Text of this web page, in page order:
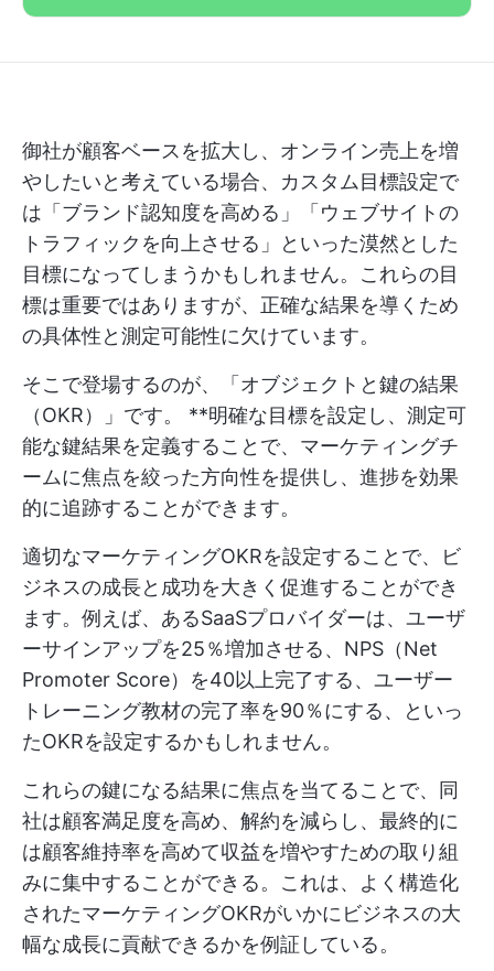
御社が顧客ベースを拡大し、オンライン売上を増
やしたいと考えている場合、カスタム目標設定で
は「ブランド認知度を高める」「ウェブサイトの
トラフィックを向上させる」といった漠然とした
目標になってしまうかもしれません。これらの目
標は重要ではありますが、正確な結果を導くため
の具体性と測定可能性に欠けています。
そこで登場するのが、「オブジェクトと鍵の結果
（OKR）」です。 **明確な目標を設定し、測定可
能な鍵結果を定義することで、マーケティングチ
ームに焦点を絞った方向性を提供し、進捗を効果
的に追跡することができます。
適切なマーケティングOKRを設定することで、ビ
ジネスの成長と成功を大きく促進することができ
ます。例えば、あるSaaSプロバイダーは、ユーザ
ーサインアップを25％増加させる、NPS（Net
Promoter Score）を40以上完了する、ユーザー
トレーニング教材の完了率を90％にする、といっ
たOKRを設定するかもしれません。
これらの鍵になる結果に焦点を当てることで、同
社は顧客満足度を高め、解約を減らし、最終的に
は顧客維持率を高めて収益を増やすための取り組
みに集中することができる。これは、よく構造化
されたマーケティングOKRがいかにビジネスの大
幅な成長に貢献できるかを例証している。